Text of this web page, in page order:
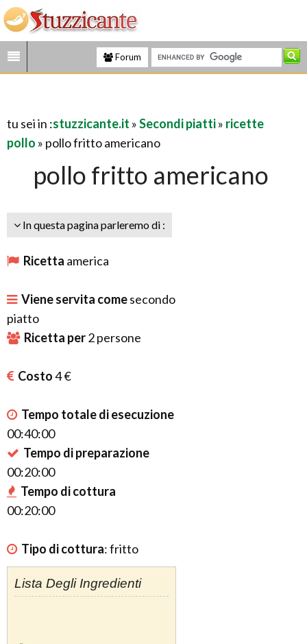
Forum
tu sei in :stuzzicante.it »Secondi piatti» ricette
pollo » pollo fritto americano
pollo fritto americano
In questa pagina parleremo di :
Ricetta america
Viene servita comesecondo
piatto
Ricetta per2persone
Costo4 €
Tempo totale di esecuzione
00:40:00
Tempo di preparazione
00:20:00
Tempo di cottura
00:20:00
Tipo di cottura:fritto
Lista Degli Ingredienti